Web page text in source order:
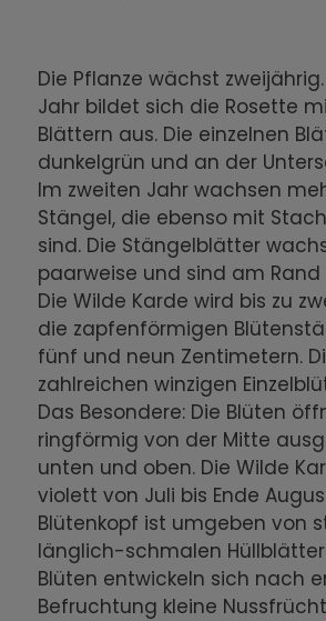
Die Pflanze wächst
Jahr bildet sich die Rosette
Blättern aus. Die einzelnen
dunkelgrün und an der
Im zweiten Jahr wachsen
Stängel, die ebenso mit
sind. Die Stängelblätter
paarweise und sind am Rand
Die Wilde Karde wird bis zu
die zapfenförmigen
fünf und neun Zentimetern.
zahlreichen winzigen
Das Besondere: Die Blüten
ringförmig von der Mitte
unten und oben. Die Wilde
violett von Juli bis Ende
Blütenkopf ist umgeben von
länglich-schmalen
Blüten entwickeln sich nach
Befruchtung kleine